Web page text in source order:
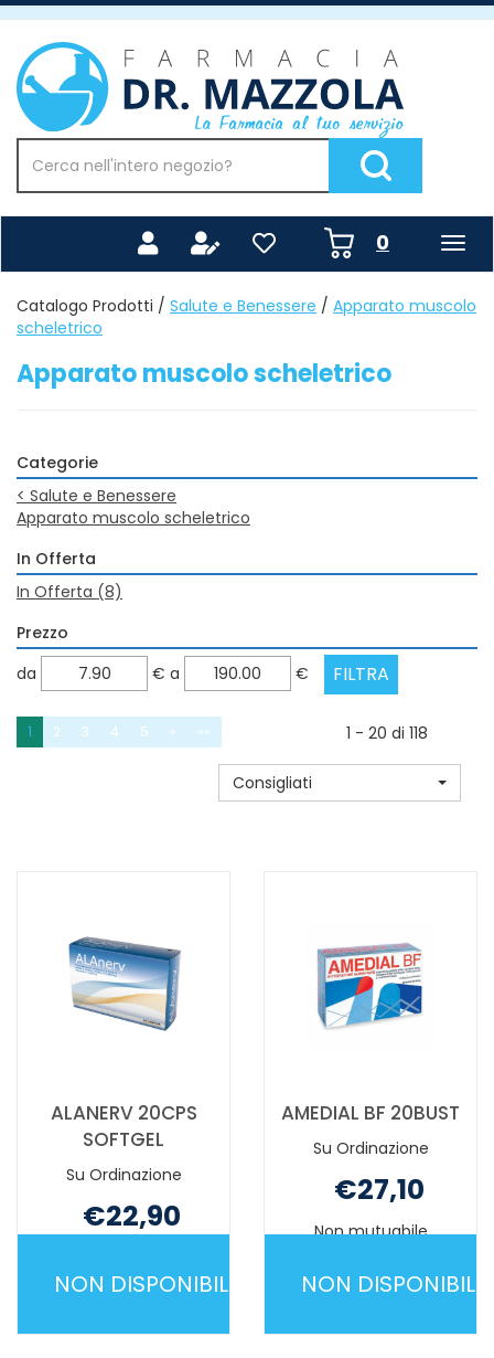
Passa
contenuto
principale
Farmacia
Mazzola
Prodotto
Cerca Prodotto
0prodotti
inseriti
Catalogo Prodotti / Salute e Benessere / Apparato muscolo
scheletrico
Apparato muscolo scheletrico
Categorie
< Salute e Benessere
Apparato muscolo scheletrico
In Offerta
In Offerta (8)
Prezzo
filtra
da € filtra
a €
1 2 3 4 5 » »» 1 - 20 di 118
Consigliati
ALANERV 20CPS
SOFTGEL
Su Ordinazione
€22,90
NON DISPONIBILE
AMEDIAL BF 20BUST
Su Ordinazione
€27,10
Non mutuabile
NON DISPONIBILE